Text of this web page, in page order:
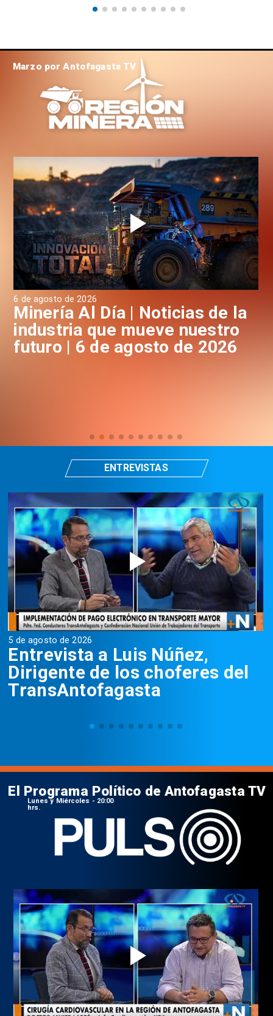
6 de agosto de 2026
Minería Al Día | Noticias de la
industria que mueve nuestro
futuro | 6 de agosto de 2026
Marzo por Antofagasta TV
5 de agosto de 2026
Entrevista a Luis Núñez,
Dirigente de los choferes del
TransAntofagasta
ENTREVISTAS
El Programa Político de Antofagasta TV
Lunes y Miércoles - 20:00
hrs.